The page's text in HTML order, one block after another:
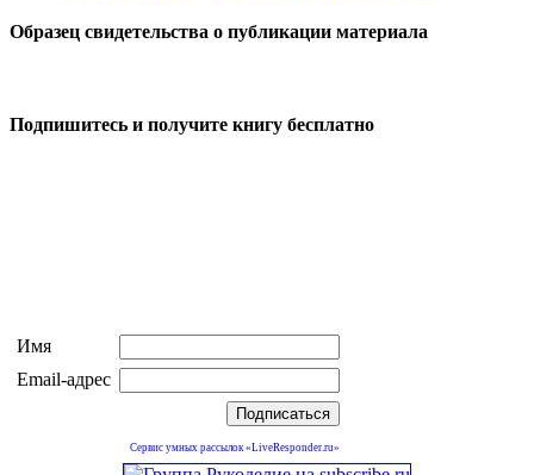
Образец свидетельства о публикации материала
Подпишитесь и получите книгу бесплатно
Имя
Email-адрес
Сервис умных рассылок «LiveResponder.ru»